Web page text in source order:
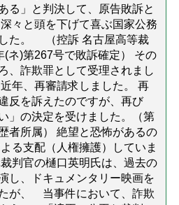
る」と判決して、原告敗訴と
々と頭を下げて喜ぶ国家公務
た。 （控訴 名古屋高等裁
(ネ)第267号で敗訴確定） その
、詐欺罪として受理されまし
年、再審請求しました。 再
反を訴えたのですが、再び
」の決定を受けました。（第
者所属） 絶望と恐怖があるの
る支配（人権擁護）していま
判官の樋口英明氏は、過去の
し、ドキュメンタリー映画を
が、 当事件において、詐欺